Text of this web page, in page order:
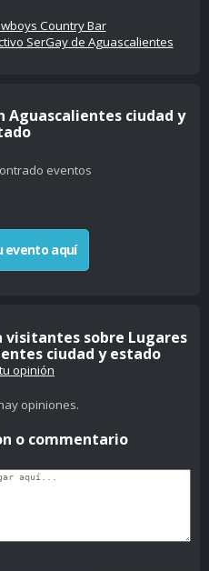
Country Bar
SerGay de Aguascalientes
Aguascalientes ciudad y
eventos
evento aquí
sobre Lugares
ciudad y estado
opinión
opiniones.
o commentario